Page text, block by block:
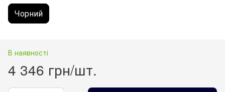
Чорний
В наявності
4 346 грн/шт.